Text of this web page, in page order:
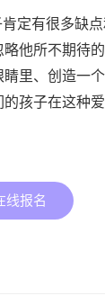
定有很多缺
他所不期待
里、创造一
孩子在这种
线报名